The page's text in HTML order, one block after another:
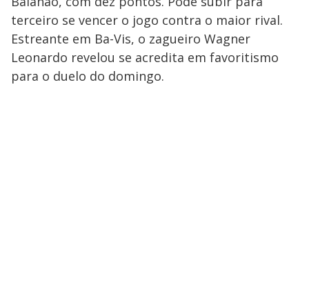
terceiro se vencer o jogo contra o maior rival.
Estreante em Ba-Vis, o zagueiro Wagner
Leonardo revelou se acredita em favoritismo
para o duelo do domingo.